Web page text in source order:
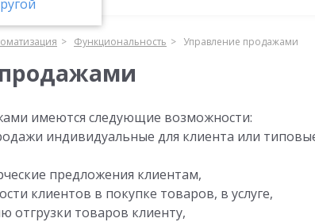
Функциональность Управление продажами
имеются следующие возможности:
индивидуальные для клиента или
предложения клиентам,
клиентов в покупке товаров, в услуге,
отгрузки товаров клиенту,